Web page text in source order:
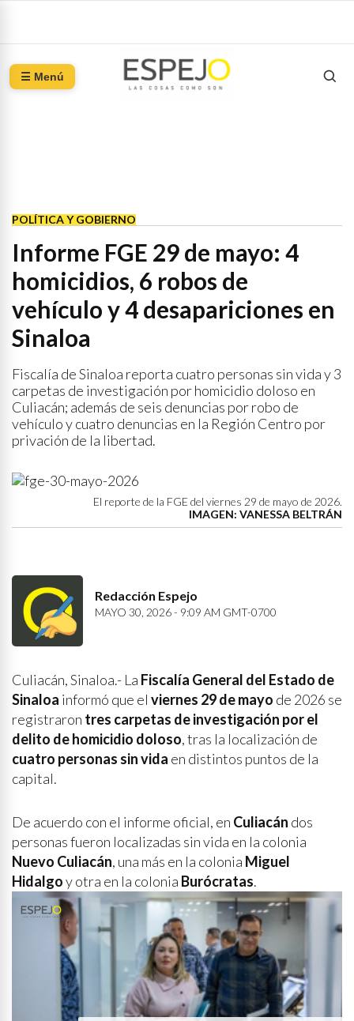
☰ Menú
POLÍTICA Y GOBIERNO
Informe FGE 29 de mayo: 4
homicidios, 6 robos de
vehículo y 4 desapariciones en
Sinaloa
Fiscalía de Sinaloa reporta cuatro personas sin vida y 3
carpetas de investigación por homicidio doloso en
Culiacán; además de seis denuncias por robo de
vehículo y cuatro denuncias en la Región Centro por
privación de la libertad.
El reporte de la FGE del viernes 29 de mayo de 2026.
IMAGEN: VANESSA BELTRÁN
Redacción Espejo
MAYO 30, 2026 - 9:09 AM GMT-0700
Culiacán, Sinaloa.- La Fiscalía General del Estado de
Sinaloa informó que el viernes 29 de mayo de 2026 se
registraron tres carpetas de investigación por el
delito de homicidio doloso, tras la localización de
cuatro personas sin vida en distintos puntos de la
capital.
De acuerdo con el informe oficial, en Culiacán dos
personas fueron localizadas sin vida en la colonia
Nuevo Culiacán, una más en la colonia Miguel
Hidalgoy otra en la colonia Burócratas.